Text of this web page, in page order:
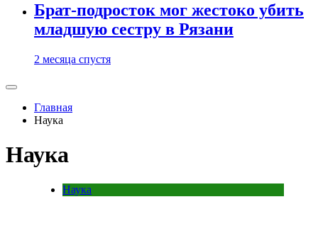
Брат-подросток мог жестоко убить
младшую сестру в Рязани
2 месяца спустя
Главная
Наука
Наука
Наука